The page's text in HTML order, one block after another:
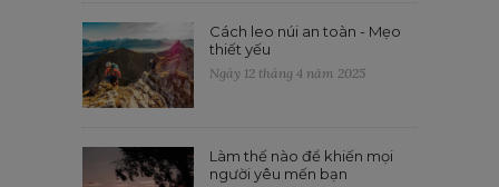
Cách leo núi an toàn - Mẹo
thiết yếu
Ngày 12 tháng 4 năm 2025
Làm thế nào để khiến mọi
người yêu mến bạn